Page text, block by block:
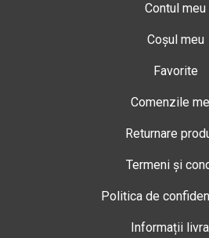
Contul meu
Coșul meu
Favorite
Comenzile
Returnare
Termeni și
Politica de
Informații